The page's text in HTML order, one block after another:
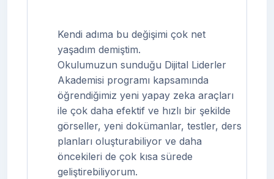
Kendi adıma bu değişimi çok net
yaşadım demiştim.
Okulumuzun sunduğu Dijital Liderler
Akademisi programı kapsamında
öğrendiğimiz yeni yapay zeka araçları
ile çok daha efektif ve hızlı bir şekilde
görseller, yeni dokümanlar, testler, ders
planları oluşturabiliyor ve daha
öncekileri de çok kısa sürede
geliştirebiliyorum.